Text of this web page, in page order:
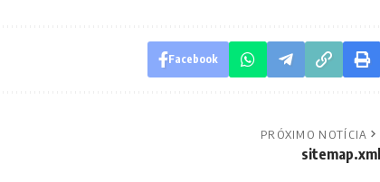
Facebook
PRÓXIMO NOTÍCIA
sitemap.xml